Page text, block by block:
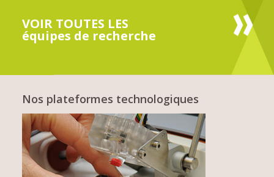
VOIR TOUTES LES
équipes de recherche
Nos plateformes technologiques